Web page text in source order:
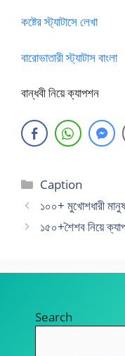
কষ্টের স্ট্যাটাসে লেখা
বারোভাতারী স্ট্যাটাস বাংলা
বান্ধবী নিয়ে ক্যাপশন
Categories
Caption
১০০+ মুখোশধারী
১৫০+শৈশব নিয়ে
Search